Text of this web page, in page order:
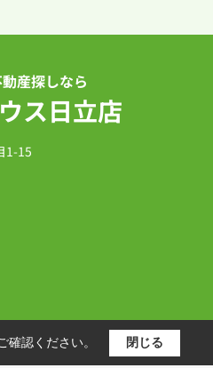
産探しなら
ス日立店
1-15
確認ください。 閉じる